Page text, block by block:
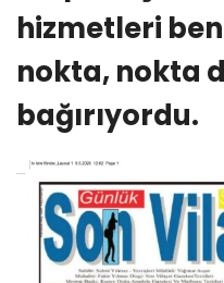
hizmetleri
nokta, nokta
bağırıyordu.